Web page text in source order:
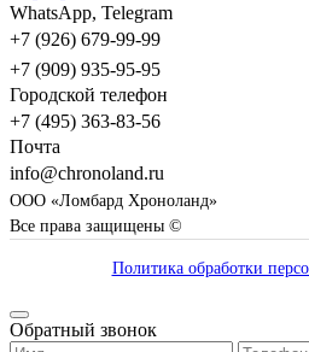
WhatsApp, Telegram
+7 (926) 679-99-99
+7 (909) 935-95-95
Городской телефон
+7 (495) 363-83-56
Почта
info@chronoland.ru
ООО «Ломбард Хроноланд»
Все права защищены ©
Политика обработки
Обратный звонок